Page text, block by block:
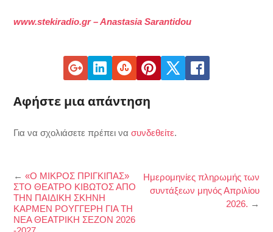
www.stekiradio.gr – Anastasia Sarantidou
Αφήστε μια απάντηση
Για να σχολιάσετε πρέπει νασυνδεθείτε.
←«Ο ΜΙΚΡΟΣ ΠΡΙΓΚΙΠΑΣ»
ΣΤΟ ΘΕΑΤΡΟ ΚΙΒΩΤΟΣ ΑΠΟ
ΤΗΝ ΠΑΙΔΙΚΗ ΣΚΗΝΗ
ΚΑΡΜΕΝ ΡΟΥΓΓΕΡΗ ΓΙΑ ΤΗ
ΝΕΑ ΘΕΑΤΡΙΚΗ ΣΕΖΟΝ 2026
Ημερομηνίες πληρωμής των
συντάξεων μηνός Απριλίου
2026. →